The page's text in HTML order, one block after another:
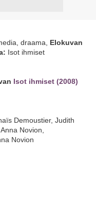
draama, Elokuvan
Isot ihmiset
Isot ihmiset (2008)
Demoustier, Judith
Anna Novion,
Novion